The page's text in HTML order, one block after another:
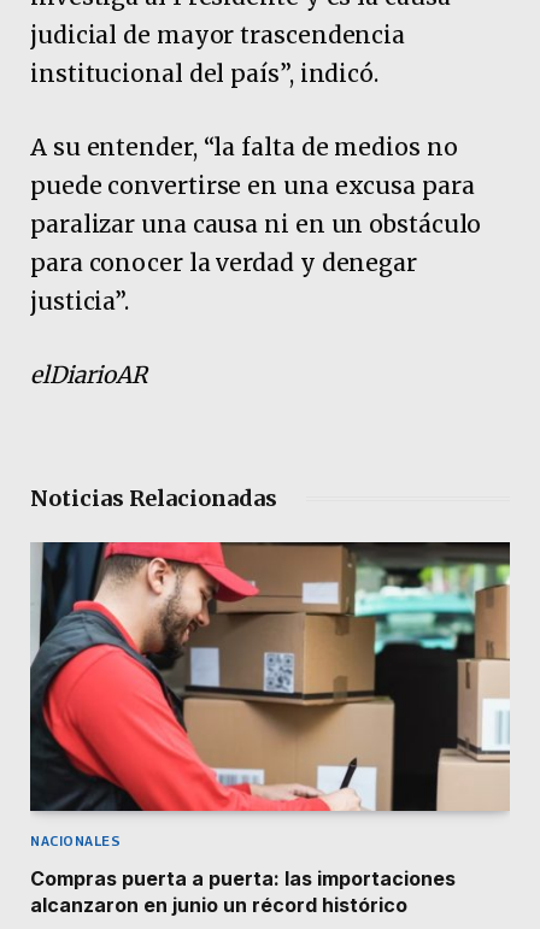
judicial de mayor trascendencia
institucional del país”, indicó.
A su entender, “la falta de medios no
puede convertirse en una excusa para
paralizar una causa ni en un obstáculo
para conocer la verdad y denegar
justicia”.
elDiarioAR
Noticias Relacionadas
NACIONALES
Compras puerta a puerta: las importaciones
alcanzaron en junio un récord histórico